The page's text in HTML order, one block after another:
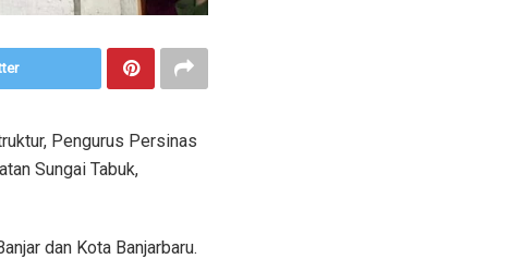
Pengurus Persinas
Sungai Tabuk,
dan Kota Banjarbaru.